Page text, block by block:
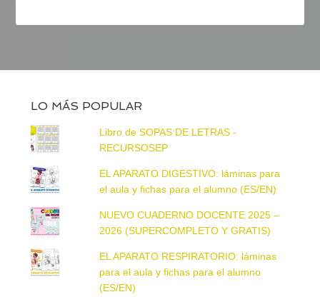
LO MÁS POPULAR
Libro de SOPAS DE LETRAS -
RECURSOSEP
EL APARATO DIGESTIVO: láminas para
el aula y fichas para el alumno (ES/EN)
NUEVO CUADERNO DOCENTE 2025 –
2026 (SUPERCOMPLETO Y GRATIS)
EL APARATO RESPIRATORIO: láminas
para el aula y fichas para el alumno
(ES/EN)